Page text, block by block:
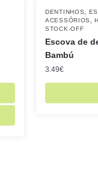
DENTINHOS
ACESSÓRIOS
,
STOCK-OFF
Escova de
Bambú
3.49€